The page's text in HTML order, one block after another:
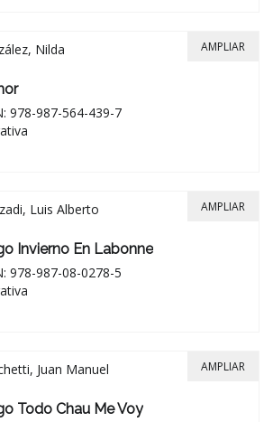
Nilda
978-987-564-439-7
AMPLIAR
Luis Alberto
Invierno En Labonne
978-987-08-0278-5
AMPLIAR
Juan Manuel
Todo Chau Me Voy
AMPLIAR